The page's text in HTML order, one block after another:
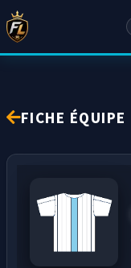
FICHE ÉQUIPE